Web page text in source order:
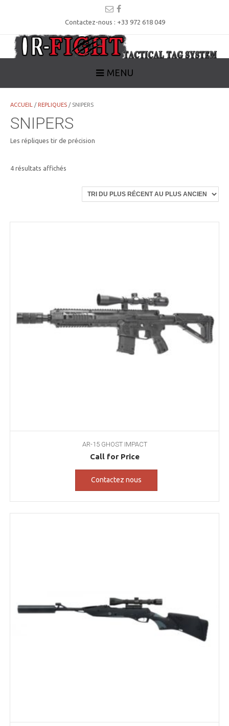
Contactez-nous : +33 972 618 049
MENU
ACCUEIL /REPLIQUES / SNIPERS
SNIPERS
Les répliques tir de précision
4 résultats affichés
AR-15 GHOST IMPACT
Call for Price
Contactez nous